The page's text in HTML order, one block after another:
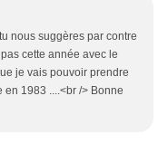
nous suggères par contre
cette année avec le
je vais pouvoir prendre
en 1983 ....<br /> Bonne